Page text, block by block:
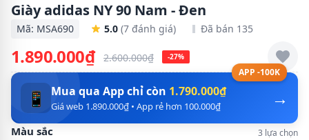
Giày adidas NY 90 Nam - Đen
Mã: MSA690 5.0 (7 đánh giá) Đã bán 135
1.890.000₫ 2.600.000₫ -27%
APP -100K
→
📱 Mua qua App chỉ còn 1.790.000₫
Giá web 1.890.000₫ • App rẻ hơn 100.000₫
Màu sắc 3 lựa chọn